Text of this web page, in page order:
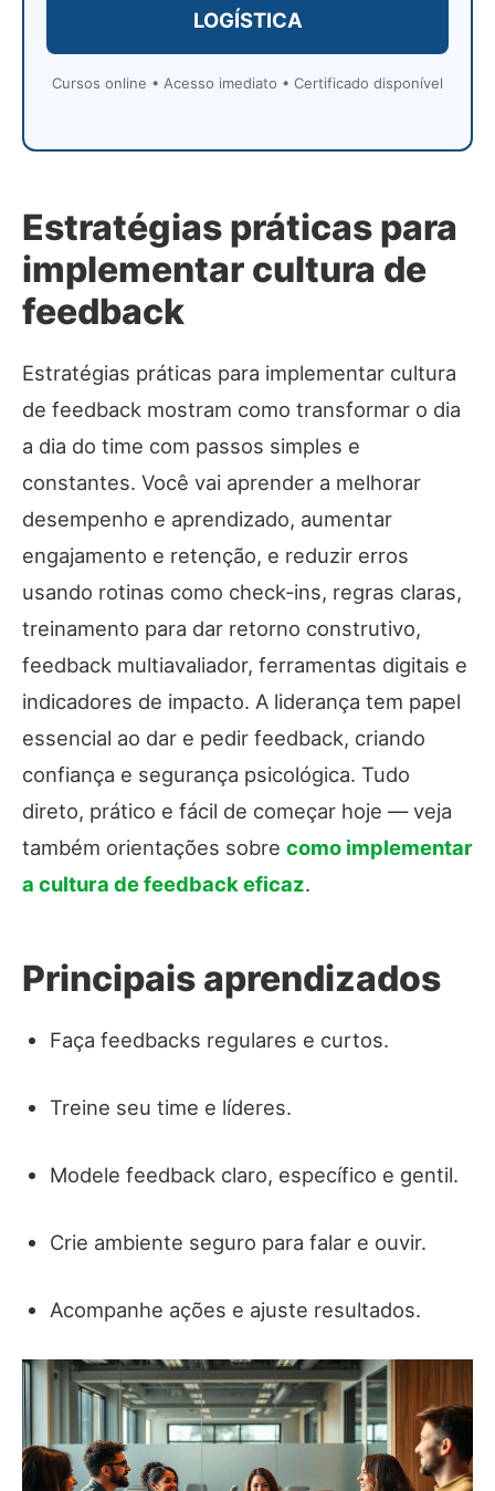
LOGÍSTICA
Cursos online • Acesso imediato • Certificado disponível
Estratégias práticas para
implementar cultura de
feedback
Estratégias práticas para implementar cultura
de feedback mostram como transformar o dia
a dia do time com passos simples e
constantes. Você vai aprender a melhorar
desempenho e aprendizado, aumentar
engajamento e retenção, e reduzir erros
usando rotinas como check‑ins, regras claras,
treinamento para dar retorno construtivo,
feedback multiavaliador, ferramentas digitais e
indicadores de impacto. A liderança tem papel
essencial ao dar e pedir feedback, criando
confiança e segurança psicológica. Tudo
direto, prático e fácil de começar hoje — veja
também orientações sobre como implementar
a cultura de feedback eficaz.
Principais aprendizados
Faça feedbacks regulares e curtos.
Treine seu time e líderes.
Modele feedback claro, específico e gentil.
Crie ambiente seguro para falar e ouvir.
Acompanhe ações e ajuste resultados.